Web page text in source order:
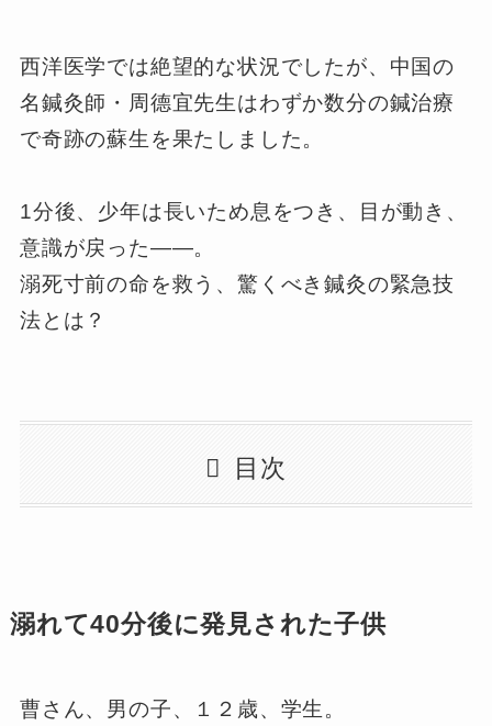
西洋医学では絶望的な状況でしたが、中国の
名鍼灸師・周德宜先生はわずか数分の鍼治療
で奇跡の蘇生を果たしました。
1分後、少年は長いため息をつき、目が動き、
意識が戻った――。
溺死寸前の命を救う、驚くべき鍼灸の緊急技
法とは？
目次
溺れて40分後に発見された子供
曹さん、男の子、１２歳、学生。